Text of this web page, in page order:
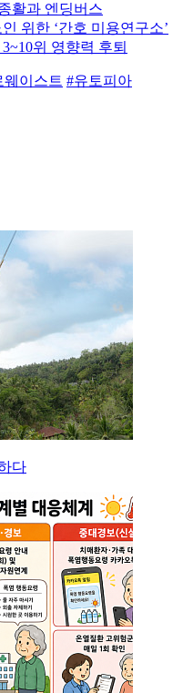
활과 엔딩버스
위한 ‘간호 미용연구소’
위 영향력 후퇴
웨이스트 #유토피아
다